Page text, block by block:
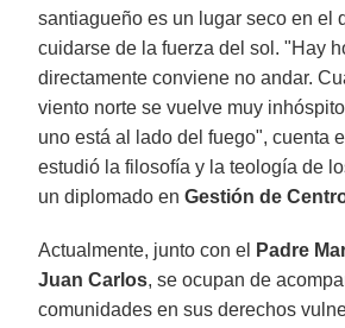
santiagueño es un lugar seco en el
cuidarse de la fuerza del sol. "Hay
directamente conviene no andar.
viento norte se vuelve muy
uno está al lado del fuego", cuenta
estudió la filosofía y la teología de
un diplomado enGestión de
Actualmente, junto con el Padre
Juan Carlos, se ocupan de
comunidades en sus derechos